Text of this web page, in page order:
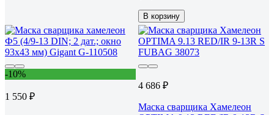
В корзину
-10%
1 550 ₽
4 686 ₽
Маска сварщика Хамелеон